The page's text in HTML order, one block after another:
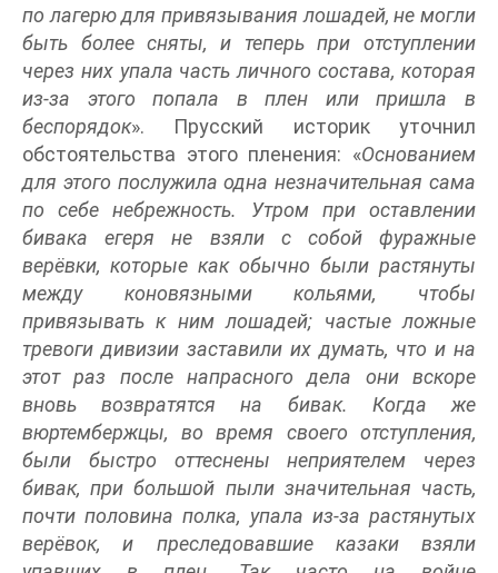
по лагерю для привязывания лошадей, не могли
быть более сняты, и теперь при отступлении
через них упала часть личного состава, которая
из-за этого попала в плен или пришла в
беспорядок». Прусский историк уточнил
обстоятельства этого пленения: «Основанием
для этого послужила одна незначительная сама
по себе небрежность. Утром при оставлении
бивака егеря не взяли с собой фуражные
верёвки, которые как обычно были растянуты
между коновязными кольями, чтобы
привязывать к ним лошадей; частые ложные
тревоги дивизии заставили их думать, что и на
этот раз после напрасного дела они вскоре
вновь возвратятся на бивак. Когда же
вюртембержцы, во время своего отступления,
были быстро оттеснены неприятелем через
бивак, при большой пыли значительная часть,
почти половина полка, упала из-за растянутых
верёвок, и преследовавшие казаки взяли